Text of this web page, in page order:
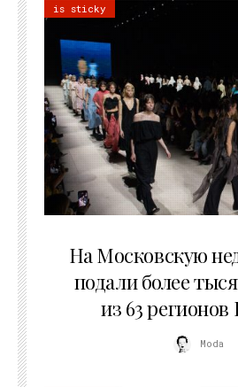
is sticky
На Московскую
подали более
из 63 регионов
Moda